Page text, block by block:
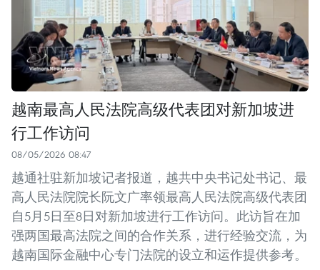
越南最高人民法院高级代表团对新加坡进
行工作访问
08/05/2026 08:47
越通社驻新加坡记者报道，越共中央书记处书记、最
高人民法院院长阮文广率领最高人民法院高级代表团
自5月5日至8日对新加坡进行工作访问。此访旨在加
强两国最高法院之间的合作关系，进行经验交流，为
越南国际金融中心专门法院的设立和运作提供参考。